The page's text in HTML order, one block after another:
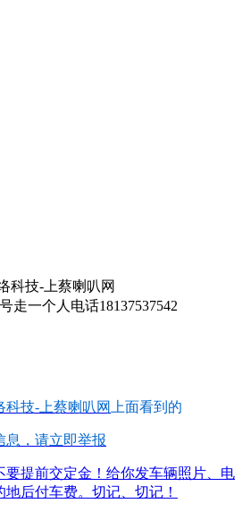
科技-上蔡喇叭网
走一个人电话18137537542
科技-上蔡喇叭网 上面看到的
息，请立即举报
要提前交定金！给你发车辆照片、电
后付车费。切记、切记！